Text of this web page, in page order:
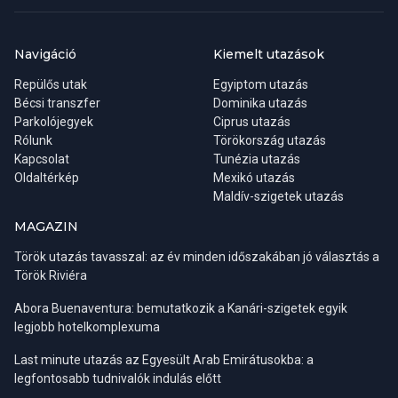
Abban az esetben, ha a repülők menetrendje miatt nem érik el a
étkezés elmaradhat, melyet ún. lunch boksz-szal (étkezési
csomaggal) vagy helyettesítő étkezéssel (a kinttartózkodás ideje
alatti egyszer ebéd) pótolhatnak.
Az utazás miatt elmaradt ellátás költségét utólagosan
visszatéríteni nem tudjuk.
Mi történik, ha nem foglal ülőhelyet?
abban az esetben is ha ezzel a szolgáltatással nem kíván élni. Ha
most nem foglal, a rendszer véletlenszerű ülőhelyet ad Önnek. A
már nem módosítható. Ha még maradtak szabad ülőhelyek, az
utasfelvétel során még foglalhat, de nagy valószínűséggel ekkor
Navigáció
Repülős utak
Bécsi transzfer
Parkolójegyek
Rólunk
Kapcsolat
Oldaltérkép
Kiemelt utazások
Egyiptom utazás
Dominika utazás
Ciprus utazás
Törökország utazás
Tunézia utazás
Mexikó utazás
Maldív-szigetek utazás
MAGAZIN
Török utazás tavasszal: az év minden időszakában jó választás a
Török Riviéra
Abora Buenaventura: bemutatkozik a Kanári-szigetek egyik
legjobb hotelkomplexuma
Last minute utazás az Egyesült Arab Emirátusokba: a
legfontosabb tudnivalók indulás előtt